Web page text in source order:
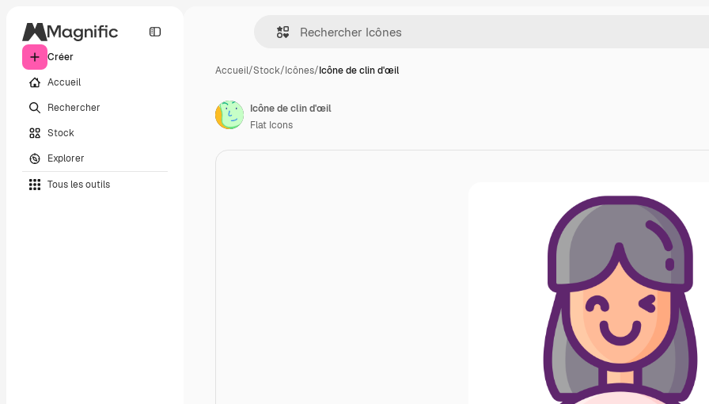
Créer
Accueil
Rechercher
Stock
Explorer
Tous les outils
Accueil/Stock/Icônes/Icône de clin d'œil
Icône de clin d'œil
Flat Icons